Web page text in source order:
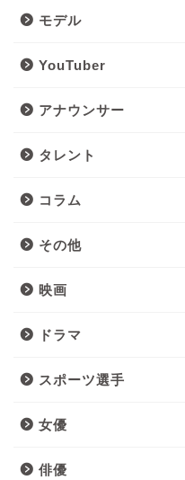
モデル
YouTuber
アナウンサー
タレント
コラム
その他
映画
ドラマ
スポーツ選手
女優
俳優